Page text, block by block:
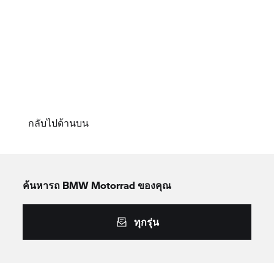
กลับไปด้านบน
ค้นหารถ BMW Motorrad ของคุณ
ทุกรุ่น